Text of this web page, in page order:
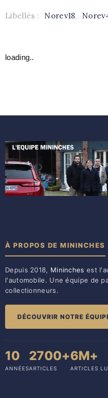
Libellés : Norev18,
loading..
À PROPOS DE MININCHES
Depuis 2018, Mininches est
l'automobile. Une équipe de
collectionneurs.
DÉCOUVRIR NOTRE
10
ANNÉES
2700+
ARTICLES
6M+
ARTICLES